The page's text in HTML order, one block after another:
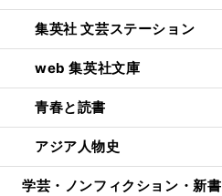
集英社 文芸ステーション
web 集英社文庫
青春と読書
アジア人物史
学芸・ノンフィクション・新書